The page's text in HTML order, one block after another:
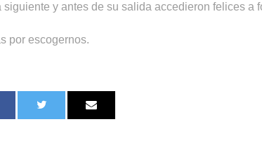
siguiente y antes de su salida accedieron felices a
por escogernos.